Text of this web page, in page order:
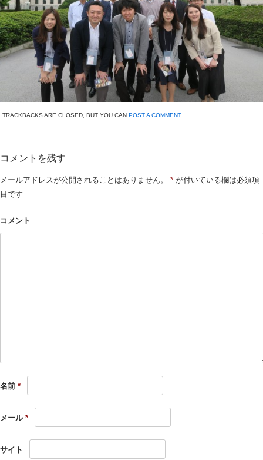
TRACKBACKS ARE CLOSED, BUT YOU CAN POST A COMMENT.
コメントを残す
メールアドレスが公開されることはありません。 * が付いている欄は必須項
目です
コメント
名前 *
メール *
サイト